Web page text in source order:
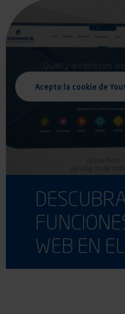
Acepto la cookie de
WEB EN